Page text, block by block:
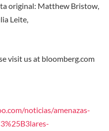
original: Matthew Bristow,
Leite,
visit us at bloomberg.com
noticias/amenazas-